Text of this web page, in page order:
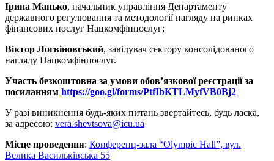
Ірина Манько, начальник управління Департаменту
державного регулювання та методології нагляду на ринках
фінансових послуг Нацкомфінпослуг;
Віктор Логвіновський, завідувач сектору консолідованого
нагляду Нацкомфінпослуг.
Участь безкоштовна за умови обов’язкової реєстрації за
посиланням https://goo.gl/forms/PtfIbKTLMyfVB0Bj2
У разі виникнення будь-яких питань звертайтесь, будь ласка,
за адресою: vera.shevtsova@icu.ua
Місце проведення: Конференц-зала “Olympic Hall”, вул.
Велика Васильківська 55